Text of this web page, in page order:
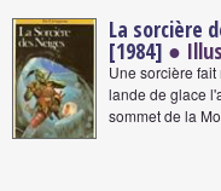
La sorcière
[1984] ●
Une sorcière
lande de glace
sommet de la